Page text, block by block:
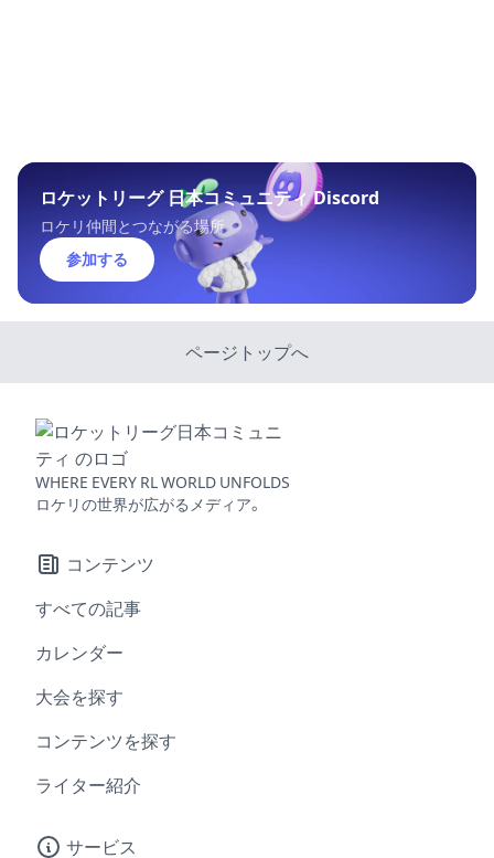
ロケットリーグ 日本コミュニティ Discord
ロケリ仲間とつながる場所
参加する
ページトップへ
WHERE EVERY RL WORLD UNFOLDS
ロケリの世界が広がるメディア。
コンテンツ
すべての記事
カレンダー
大会を探す
コンテンツを探す
ライター紹介
サービス